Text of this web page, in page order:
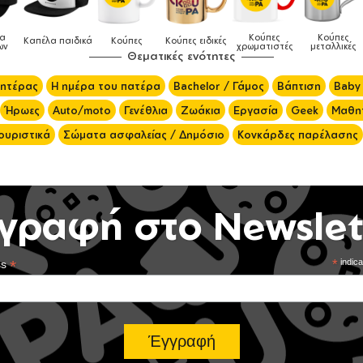
Κούπες Κούπες ειδικές Κούπες
χρωματιστές
Κούπες
μεταλλικές
Δοχεία
φαγητού
Θεματικές ενότητες
Η ημέρα του πατέρα Bachelor / Γάμος Βάπτιση
Ήρωες Auto/moto Γενέθλια Ζωάκια Εργασία Geek
Σώματα ασφαλείας / Δημόσιο Κονκάρδες παρέλασης
στο
*
*